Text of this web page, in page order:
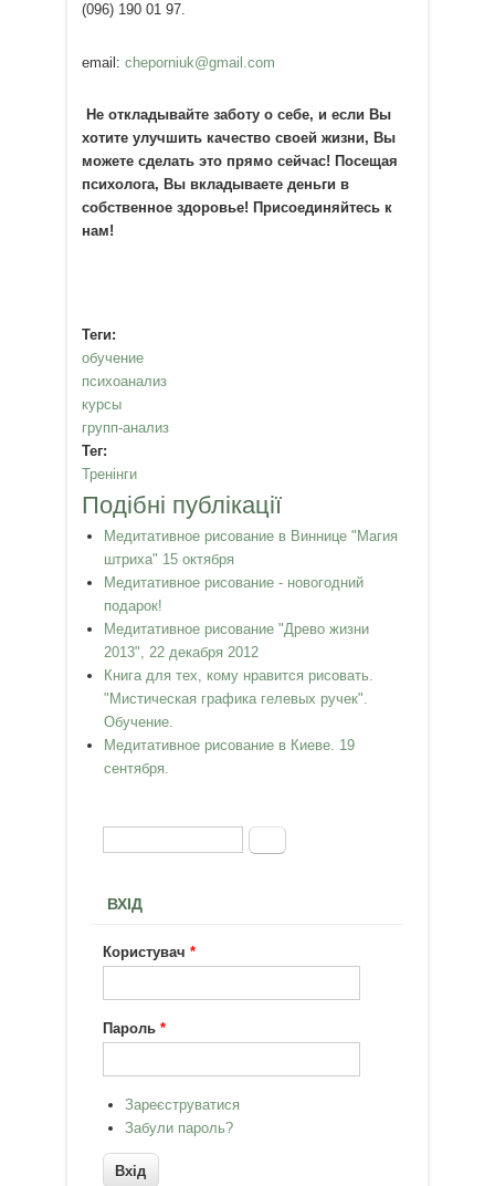
(096) 190 01 97.
email: cheporniuk@gmail.com
Не откладывайте заботу о себе, и если Вы
хотите улучшить качество своей жизни, Вы
можете сделать это прямо сейчас! Посещая
психолога, Вы вкладываете деньги в
собственное здоровье! Присоединяйтесь к
нам!
Теги:
обучение
психоанализ
курсы
групп-анализ
Тег:
Тренінги
Подібні публікації
Медитативное рисование в Виннице "Магия
штриха" 15 октября
Медитативное рисование - новогодний
подарок!
Медитативное рисование "Древо жизни
2013", 22 декабря 2012
Книга для тех, кому нравится рисовать.
"Мистическая графика гелевых ручек".
Обучение.
Медитативное рисование в Киеве. 19
сентября.
Пошукова форма
Пошук
ВХІД
Користувач*
Пароль*
Зареєструватися
Забули пароль?